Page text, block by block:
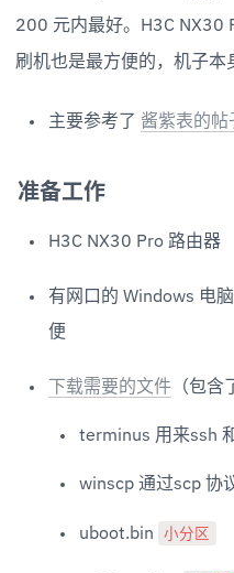
200 元内最好。H3C NX30
刷机也是最方便的，机子本
主要参考了 酱紫表的帖
准备工作
H3C NX30 Pro 路由器
有网口的 Windows 电
便
下载需要的文件 （包
terminus 用来ssh
winscp 通过scp 协
uboot.bin 小分区